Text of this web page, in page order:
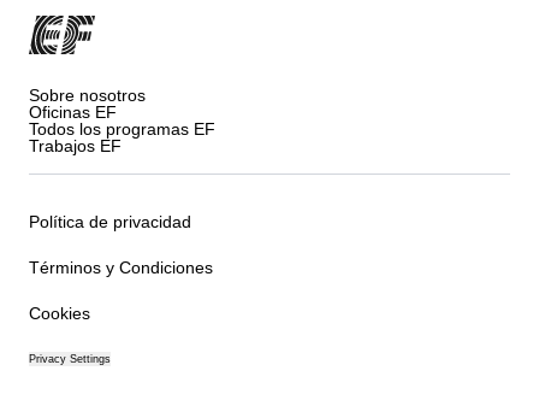
Sobre nosotros
Oficinas EF
Todos los programas EF
Trabajos EF
Política de privacidad
Términos y Condiciones
Cookies
Privacy Settings